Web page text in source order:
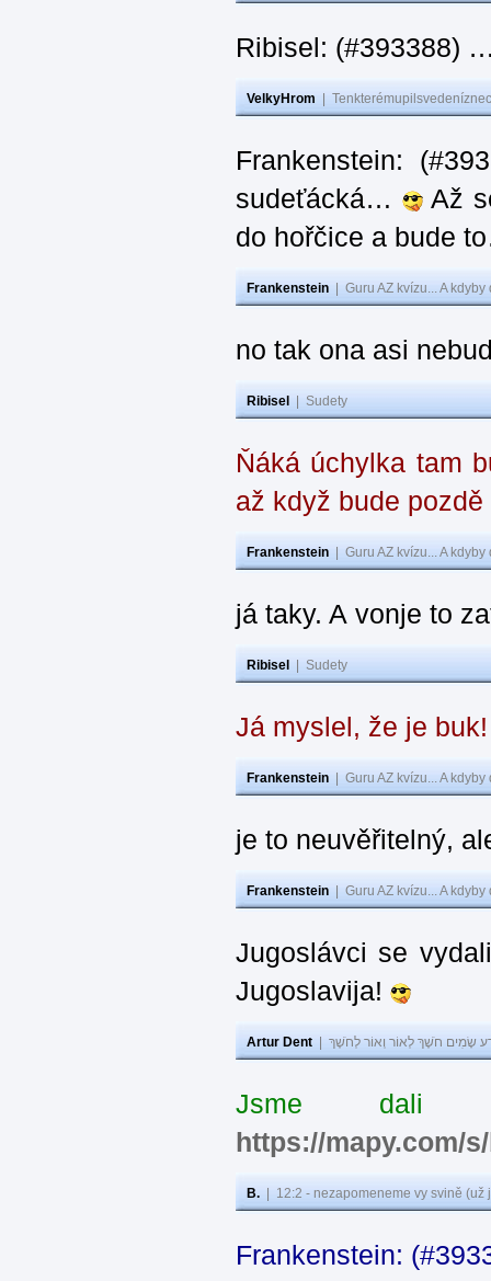
Ribisel: (#393388)
VelkyHrom
Frankenstein:
sudeťácká…
Až
do hořčice a bude
Frankenstein Guru AZ kvízu... A
no tak ona asi
Ribisel Sudety
Ňáká úchylka tam
až když bude pozdě
Frankenstein Guru AZ kvízu... A
já taky. A vonje to
Ribisel Sudety
Já myslel, že je
Frankenstein Guru AZ kvízu... A
je to neuvěřitelný,
Frankenstein Guru AZ kvízu... A
Jugoslávci se
Jugoslavija!
Artur Dent שָׂמִים חֹשֶׁךְ לְאוֹר וְאוֹר לְחֹשֶׁךְ
Jsme dali
https://mapy.com/
B. 12:2 - nezapomeneme vy svině
Frankenstein: